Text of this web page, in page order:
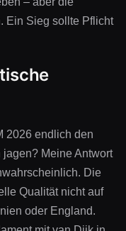
Ein Sieg sollte Pflicht
2026 endlich den
Meine Antwort
Die
Qualität nicht auf
oder England.